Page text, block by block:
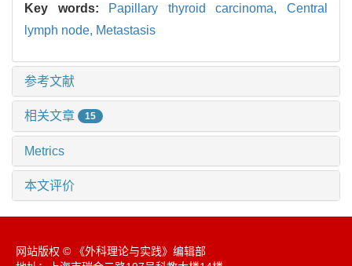
Key words: Papillary thyroid carcinoma,Central
lymph node, Metastasis
参考文献
相关文章 15
Metrics
本文评价
网站版权 © 《外科理论与实践》编辑部